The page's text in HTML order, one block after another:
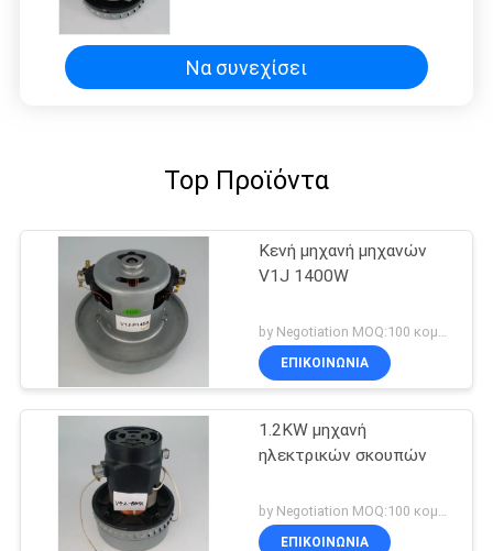
Να συνεχίσει
Top Προϊόντα
Κενή μηχανή μηχανών
V1J 1400W
ΕΠΙΚΟΙΝΩΝΊΑ
1.2KW μηχανή
ηλεκτρικών σκουπών
ΕΠΙΚΟΙΝΩΝΊΑ